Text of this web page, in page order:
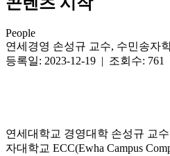
People
연세경영 손성규 교수, 수민송자
등록일: 2023-12-19 | 조회수: 761
연세대학교 경영대학 손성규 교
자대학교 ECC(Ewha Campus